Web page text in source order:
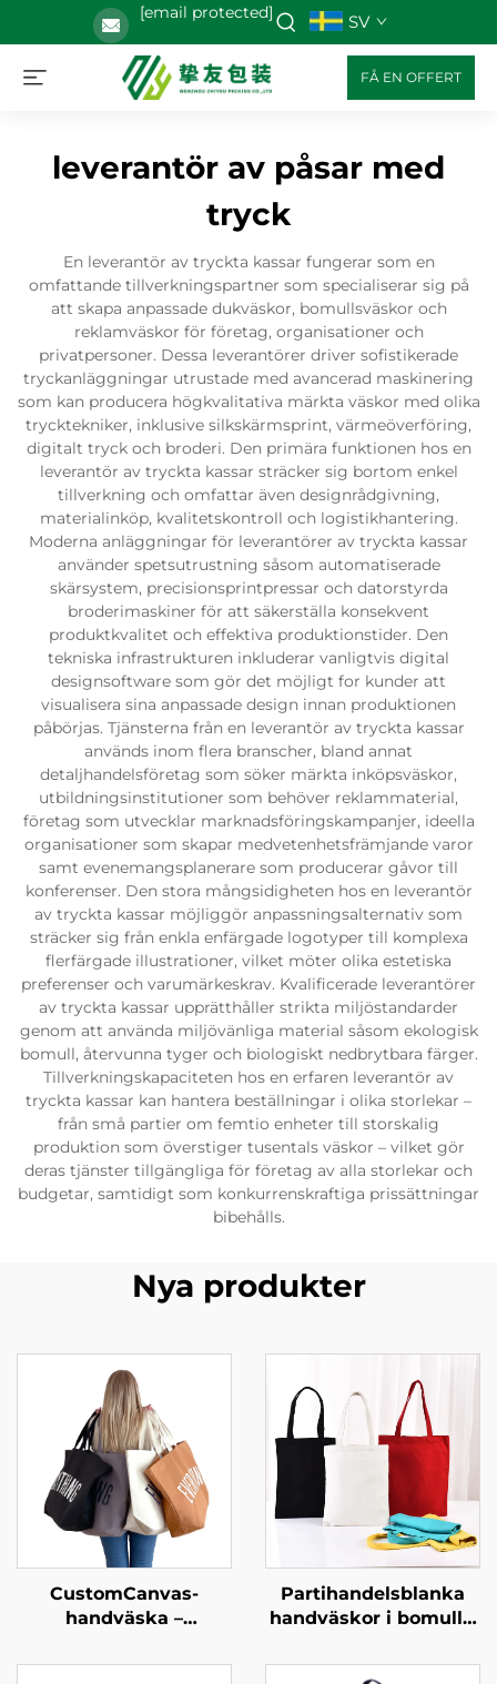
[email protected] SV
FÅ EN OFFERT
leverantör av påsar med
tryck
En leverantör av tryckta kassar fungerar som en
omfattande tillverkningspartner som specialiserar sig på
att skapa anpassade dukväskor, bomullsväskor och
reklamväskor för företag, organisationer och
privatpersoner. Dessa leverantörer driver sofistikerade
tryckanläggningar utrustade med avancerad maskinering
som kan producera högkvalitativa märkta väskor med olika
trycktekniker, inklusive silkskärmsprint, värmeöverföring,
digitalt tryck och broderi. Den primära funktionen hos en
leverantör av tryckta kassar sträcker sig bortom enkel
tillverkning och omfattar även designrådgivning,
materialinköp, kvalitetskontroll och logistikhantering.
Moderna anläggningar för leverantörer av tryckta kassar
använder spetsutrustning såsom automatiserade
skärsystem, precisionsprintpressar och datorstyrda
broderimaskiner för att säkerställa konsekvent
produktkvalitet och effektiva produktionstider. Den
tekniska infrastrukturen inkluderar vanligtvis digital
designsoftware som gör det möjligt for kunder att
visualisera sina anpassade design innan produktionen
påbörjas. Tjänsterna från en leverantör av tryckta kassar
används inom flera branscher, bland annat
detaljhandelsföretag som söker märkta inköpsväskor,
utbildningsinstitutioner som behöver reklammaterial,
företag som utvecklar marknadsföringskampanjer, ideella
organisationer som skapar medvetenhetsfrämjande varor
samt evenemangsplanerare som producerar gåvor till
konferenser. Den stora mångsidigheten hos en leverantör
av tryckta kassar möjliggör anpassningsalternativ som
sträcker sig från enkla enfärgade logotyper till komplexa
flerfärgade illustrationer, vilket möter olika estetiska
preferenser och varumärkeskrav. Kvalificerade leverantörer
av tryckta kassar upprätthåller strikta miljöstandarder
genom att använda miljövänliga material såsom ekologisk
bomull, återvunna tyger och biologiskt nedbrytbara färger.
Tillverkningskapaciteten hos en erfaren leverantör av
tryckta kassar kan hantera beställningar i olika storlekar –
från små partier om femtio enheter till storskalig
produktion som överstiger tusentals väskor – vilket gör
deras tjänster tillgängliga för företag av alla storlekar och
budgetar, samtidigt som konkurrenskraftiga prissättningar
bibehålls.
Nya produkter
CustomCanvas-
handväska –
vardagsnödvändighet
Partihandelsblanka
handväskor i bomull –
(ODM/OEM)